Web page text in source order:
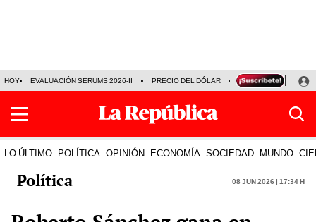
HOY EVALUACIÓN SERUMS 2026-II PRECIO DEL DÓLAR SERIE
LO ÚLTIMO POLÍTICA OPINIÓN ECONOMÍA SOCIEDAD MUNDO
Política 08 Jun 2026 | 17:34 h